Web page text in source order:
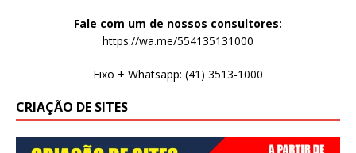
Fale com um de nossos consultores:
https://wa.me/554135131000
Fixo + Whatsapp: (41) 3513-1000
CRIAÇÃO DE SITES